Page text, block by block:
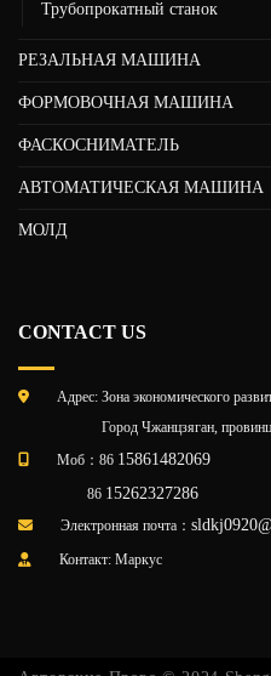
Трубопрокатный станок
РЕЗАЛЬНАЯ МАШИНА
ФОРМОВОЧНАЯ МАШИНА
ФАСКОСНИМАТЕЛЬ
АВТОМАТИЧЕСКАЯ МАШИНА
МОЛД
CONTACT US
Адрес: Зона экономического
Город Чжанцзяган,
Моб：86 15861482069
86 15262327286
Электронная почта：
Контакт: Маркус